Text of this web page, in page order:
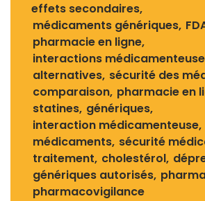
effets secondaires
médicaments génériques
pharmacie en ligne
interactions
alternatives sécurité des
comparaison pharmacie en
statines génériques
interaction médicamenteuse
médicaments sécurité
traitement cholestérol
génériques autorisés
pharmacovigilance